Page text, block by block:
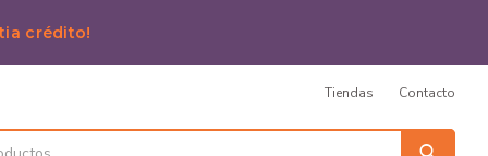
crédito!
Tiendas Contacto